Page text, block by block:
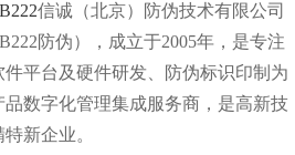
信诚（北京）防伪技术有限公司
防伪），成立于2005年，是专注
平台及硬件研发、防伪标识印制为
品数字化管理集成服务商，是高新技
新企业。